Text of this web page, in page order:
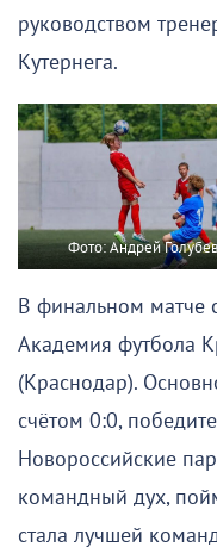
руководством
Кутернега.
Фото: Андрей Голубев
В финальном матче
Академия футбола
(Краснодар).
счётом 0:0,
Новороссийские
командный дух,
стала лучшей